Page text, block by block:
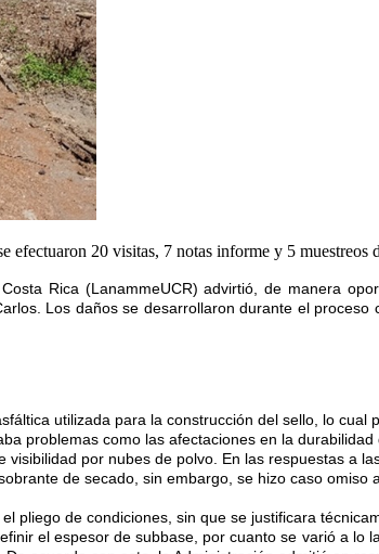
20 visitas, 7 notas informe y 5
Rica (LanammeUCR) advirtió, de manera
Los daños se desarrollaron durante el
utilizada para la construcción del sello, lo
problemas como las afectaciones en la
por nubes de polvo. En las respuestas a
de secado, sin embargo, se hizo caso
pliego de condiciones, sin que se justificara
el espesor de subbase, por cuanto se varió a lo